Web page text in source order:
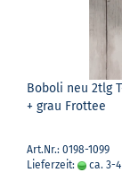
Bobo­li neu 2tlg
+ grau Frot­tee
Art.Nr.: 0198-1099
Lieferzeit:
ca. 3-4